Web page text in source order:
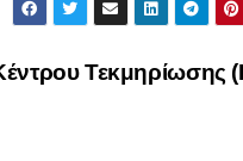
Τεκμηρίωσης